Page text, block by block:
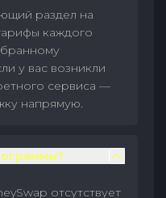
раздел на
каждого
у вас возникли
сервиса —
напрямую.
отсутствует